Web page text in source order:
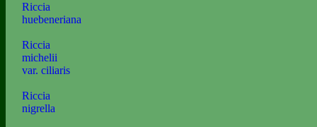
Riccia
huebeneriana
Riccia
michelii
var. ciliaris
Riccia
nigrella